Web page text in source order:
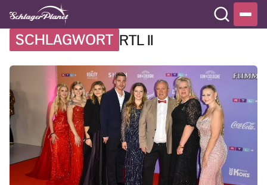
SCHLAGWORT RTL II